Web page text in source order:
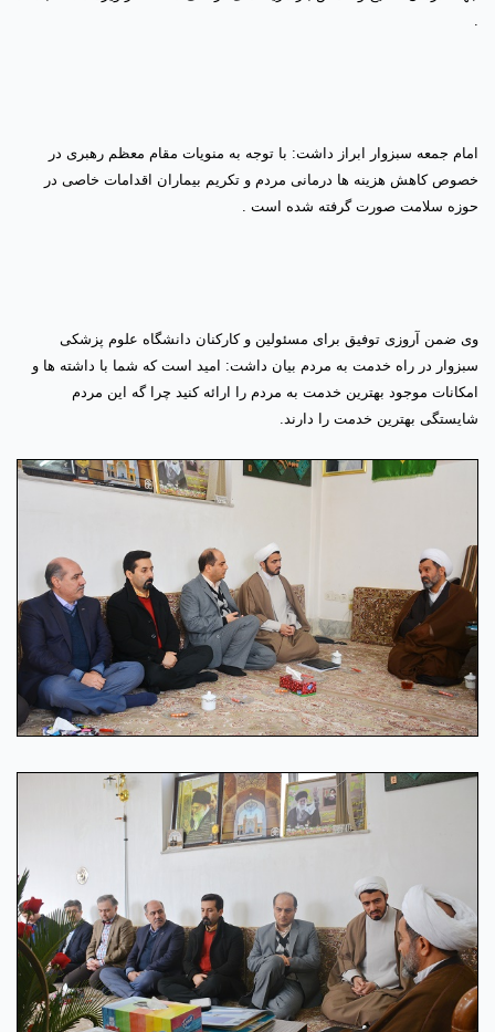
.
امام جمعه سبزوار ابراز داشت: با توجه به منویات مقام معظم رهبری در
خصوص کاهش هزینه ها درمانی مردم و تکریم بیماران اقدامات خاصی در
حوزه سلامت صورت گرفته شده است .
وی ضمن آروزی توفیق برای مسئولین و کارکنان دانشگاه علوم پزشکی
سبزوار در راه خدمت به مردم بیان داشت: امید است که شما با داشته ها و
امکانات موجود بهترین خدمت به مردم را ارائه کنید چرا گه این مردم
شایستگی بهترین خدمت را دارند.